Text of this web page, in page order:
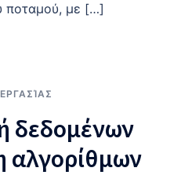
ποταμού, με […]
δεδομένων
αλγορίθμων